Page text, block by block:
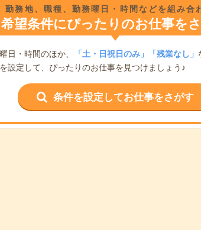
勤務地、職種、勤務曜日・時間などを組み合
希望条件にぴったりのお仕事を
日・時間のほか、 「土・日祝日のみ」「残業なし」
設定して、ぴったりのお仕事を見つけましょう♪
条件を設定してお仕事をさがす